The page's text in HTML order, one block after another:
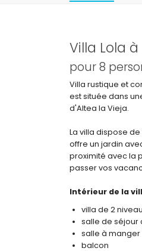
Villa Lola
pour 8
Villa rustique et
est située dans
d'Altea la Vieja.
La villa dispose
offre un jardin
proximité avec la
passer vos
Intérieur de la
villa de 2
salle de séjour
salle à
balcon